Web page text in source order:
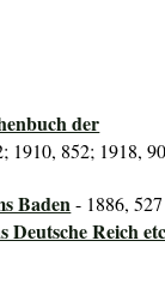
der
1910, 852; 1918,
Baden- 1886, 527
Deutsche Reich